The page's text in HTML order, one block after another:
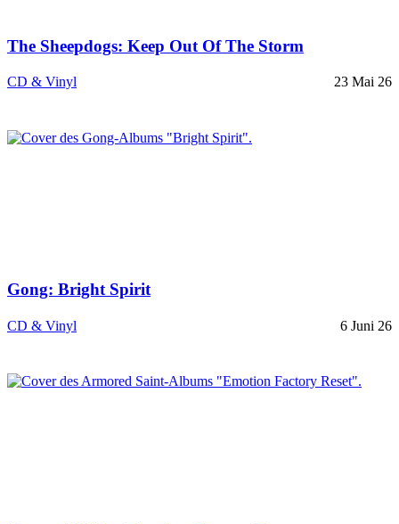
The Sheepdogs: Keep Out Of The Storm
CD & Vinyl 23 Mai 26
Gong: Bright Spirit
CD & Vinyl 6 Juni 26